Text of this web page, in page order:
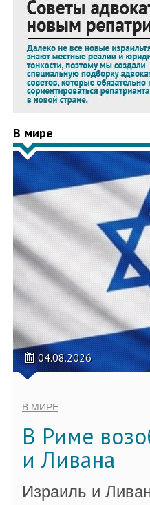
В мире
04.08.2026
В МИРЕ
В Риме
и Ливана
Израиль и